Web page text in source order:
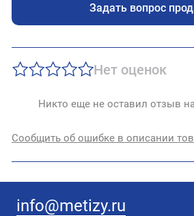
Задать вопрос
Нет оценок
Никто еще не оставил отзыв
Сообщить об ошибке в описании
info@metizy.ru